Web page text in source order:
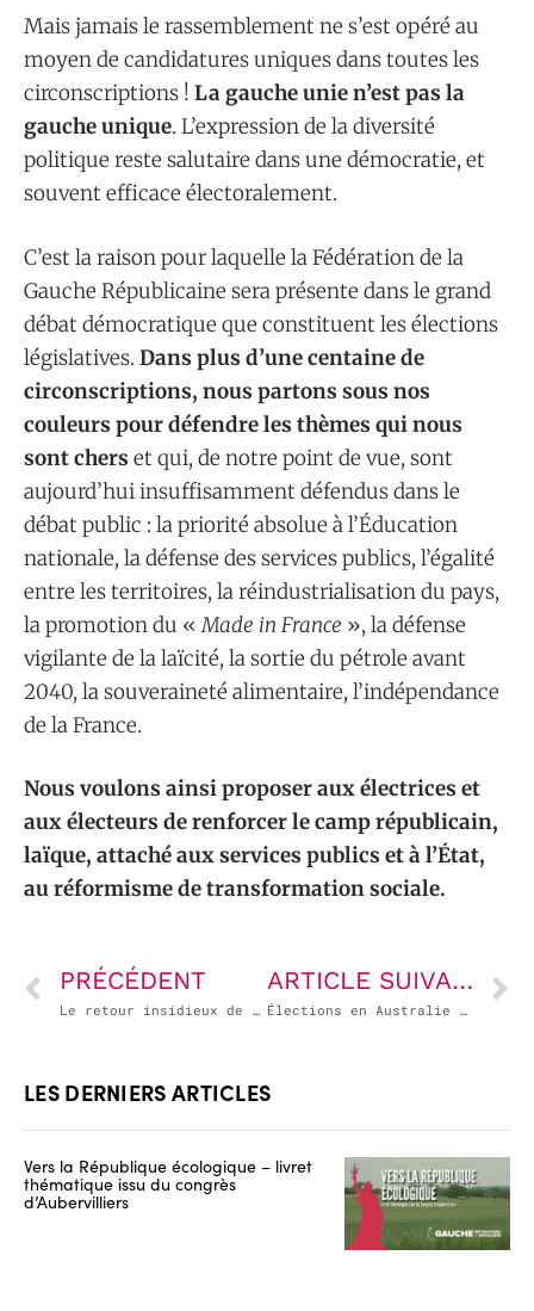
Mais jamais le rassemblement ne s’est opéré au
moyen de candidatures uniques dans toutes les
circonscriptions ! La gauche unie n’est pas la
gauche unique. L’expression de la diversité
politique reste salutaire dans une démocratie, et
souvent efficace électoralement.
C’est la raison pour laquelle la Fédération de la
Gauche Républicaine sera présente dans le grand
débat démocratique que constituent les élections
législatives. Dans plus d’une centaine de
circonscriptions, nous partons sous nos
couleurs pour défendre les thèmes qui nous
sont chers et qui, de notre point de vue, sont
aujourd’hui insuffisamment défendus dans le
débat public : la priorité absolue à l’Éducation
nationale, la défense des services publics, l’égalité
entre les territoires, la réindustrialisation du pays,
la promotion du «Made in France », la défense
vigilante de la laïcité, la sortie du pétrole avant
2040, la souveraineté alimentaire, l’indépendance
de la France.
Nous voulons ainsi proposer aux électrices et
aux électeurs de renforcer le camp républicain,
laïque, attaché aux services publics et à l’État,
au réformisme de transformation sociale.
PRÉCÉDENT
Le retour insidieux de l’austérité
ARTICLE SUIVANT
Élections en Australie : victoire du Left Labour
LES DERNIERS ARTICLES
Vers la République écologique – livret
thématique issu du congrès
d’Aubervilliers